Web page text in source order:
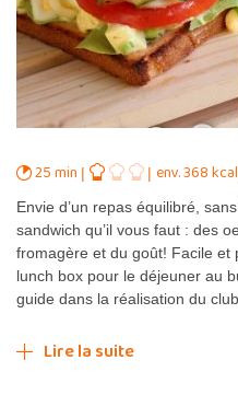
25 min env. 368
Envie d’un repas équilibré,
sandwich qu’il vous faut : des
fromagère et du goût! Facile et
lunch box pour le déjeuner au
guide dans la réalisation du
Lire la suite